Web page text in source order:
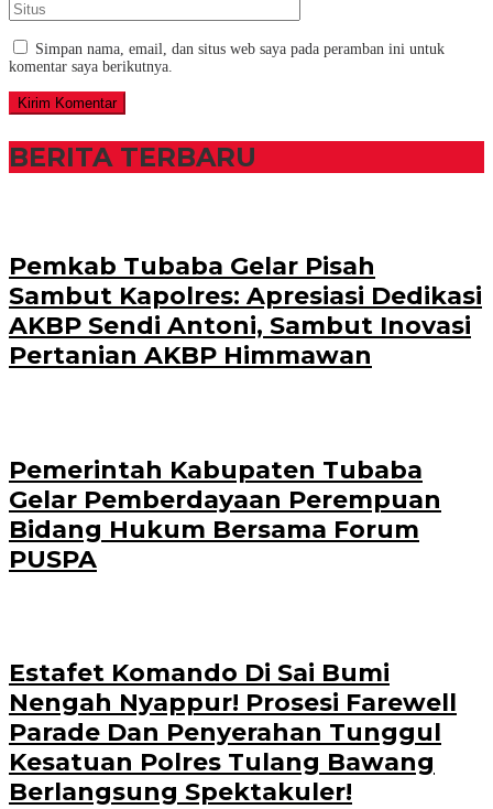
Simpan nama, email, dan situs web saya pada peramban ini untuk
komentar saya berikutnya.
BERITA TERBARU
Pemkab Tubaba Gelar Pisah
Sambut Kapolres: Apresiasi Dedikasi
AKBP Sendi Antoni, Sambut Inovasi
Pertanian AKBP Himmawan
Pemerintah Kabupaten Tubaba
Gelar Pemberdayaan Perempuan
Bidang Hukum Bersama Forum
PUSPA
Estafet Komando Di Sai Bumi
Nengah Nyappur! Prosesi Farewell
Parade Dan Penyerahan Tunggul
Kesatuan Polres Tulang Bawang
Berlangsung Spektakuler!